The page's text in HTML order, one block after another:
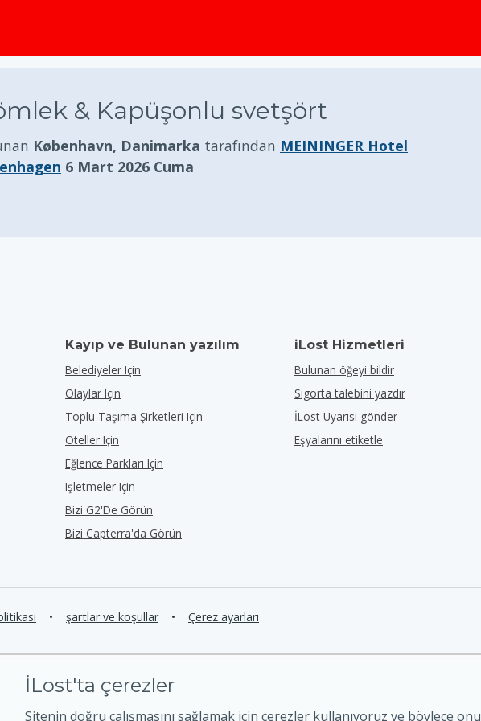
& Kapüşonlu svetşört
København, Danimarka tarafından MEININGER Hotel
6 Mart 2026 Cuma
Kayıp ve Bulunan yazılım
Belediyeler Için
Olaylar Için
Toplu Taşıma Şirketleri Için
Oteller Için
Eğlence Parkları Için
Işletmeler Için
Bizi G2'de Görün
Bizi Capterra'da Görün
iLost Hizmetleri
Bulunan öğeyi bildir
Sigorta talebini yazdır
İLost Uyarısı gönder
Eşyalarını etiketle
• şartlar ve koşullar • Çerez ayarları
İLost'ta çerezler
Sitenin doğru çalışmasını sağlamak için çerezler kullanıyoruz ve böylece onu